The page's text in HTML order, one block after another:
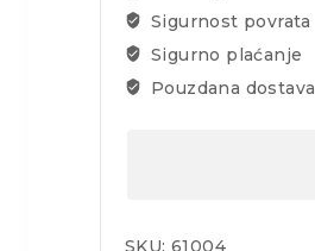
Sigurnost povrata
Sigurno plaćanje
Pouzdana dostava
SKU: 61004